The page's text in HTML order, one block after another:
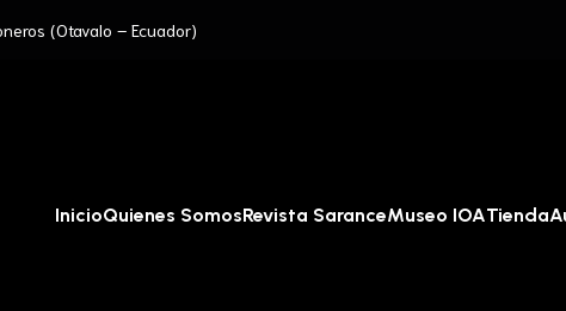
(Otavalo – Ecuador)
InicioQuienes SomosRevista SaranceMuseo IOATienda